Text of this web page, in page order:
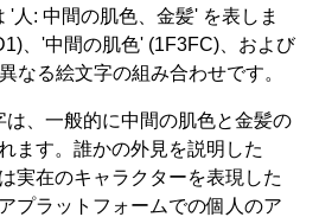
'人: 中間の肌色、金髪' を表しま
、'中間の肌色' (1F3FC)、および
なる絵文字の組み合わせです。
は、一般的に中間の肌色と金髪の
ます。誰かの外見を説明した
実在のキャラクターを表現した
プラットフォームでの個人のア